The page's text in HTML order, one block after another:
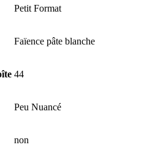
Petit Format
Faïence pâte blanche
44
Peu Nuancé
non